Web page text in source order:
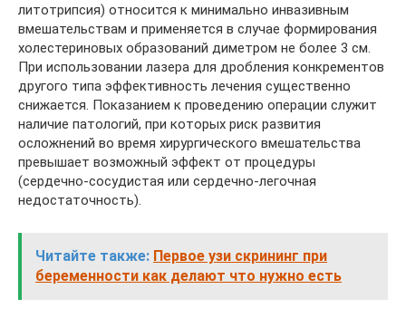
литотрипсия) относится к минимально инвазивным
вмешательствам и применяется в случае формирования
холестериновых образований диметром не более 3 см.
При использовании лазера для дробления конкрементов
другого типа эффективность лечения существенно
снижается. Показанием к проведению операции служит
наличие патологий, при которых риск развития
осложнений во время хирургического вмешательства
превышает возможный эффект от процедуры
(сердечно-сосудистая или сердечно-легочная
недостаточность).
Читайте также: Первое узи скрининг при
беременности как делают что нужно есть